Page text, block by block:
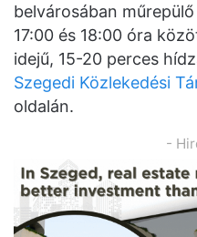
belvárosában
17:00 és 18:00 óra
idejű, 15-20 perces
Szegedi Közlekedési
oldalán.
-